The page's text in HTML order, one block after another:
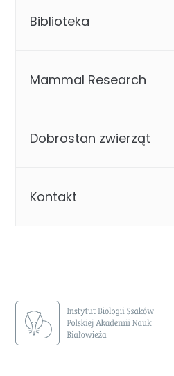
Biblioteka
Mammal Research
Dobrostan zwierząt
Kontakt